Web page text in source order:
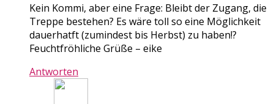
Kein Kommi, aber eine Frage: Bleibt der Zugang, die
Treppe bestehen? Es wäre toll so eine Möglichkeit
dauerhatft (zumindest bis Herbst) zu haben!?
Feuchtfröhliche Grüße – eike
Antworten